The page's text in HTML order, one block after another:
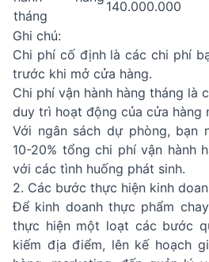
tháng
140.000.000
Ghi chú:
Chi phí cố định là các chi phí
trước khi mở cửa hàng.
Chi phí vận hành hàng tháng là
duy trì hoạt động của cửa hàng
Với ngân sách dự phòng, bạn
10-20% tổng chi phí vận hành
với các tình huống phát sinh.
2. Các bước thực hiện kinh
Để kinh doanh thực phẩm
thực hiện một loạt các bước
kiếm địa điểm, lên kế hoạch